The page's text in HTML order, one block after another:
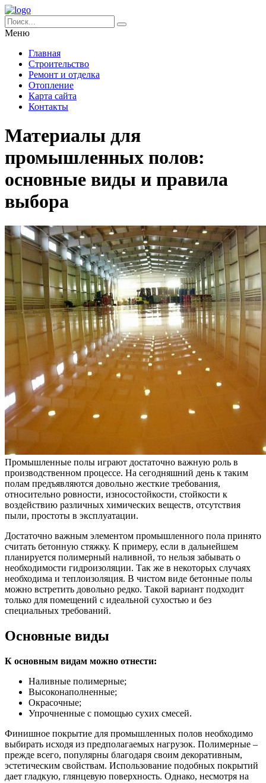
Меню
Главная
Строительство
Ремонт и отделка
Отопление
Карта сайта
Контакты
Материалы для
промышленных полов:
основные виды и правила
выбора
Промышленные полы играют достаточно важную роль в
производственном процессе. На сегодняшний день к таким
полам предъявляются довольно жесткие требования,
относительно ровности, износостойкости, стойкости к
воздействию различных химических веществ, отсутствия
пыли, простоты в эксплуатации.
Достаточно важным элементом промышленного пола принято
считать бетонную стяжку. К примеру, если в дальнейшем
планируется полимерный наливной, то нельзя забывать о
необходимости гидроизоляции. Так же в некоторых случаях
необходима и теплоизоляция. В чистом виде бетонные полы
можно встретить довольно редко. Такой вариант подходит
только для помещений с идеальной сухостью и без
специальных требований.
Основные виды
К основным видам можно отнести:
Наливные полимерные;
Высоконаполненные;
Окрасочные;
Упрочненные с помощью сухих смесей.
Финишное покрытие для промышленных полов необходимо
выбирать исходя из предполагаемых нагрузок. Полимерные –
прежде всего, популярны благодаря своим декоративным,
эстетическим свойствам. Использование подобных покрытий
дает гладкую, глянцевую поверхность. Однако, несмотря на